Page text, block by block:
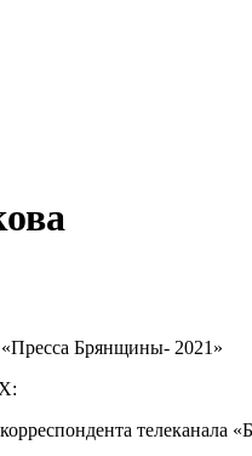
Брянщины- 2021»
телеканала